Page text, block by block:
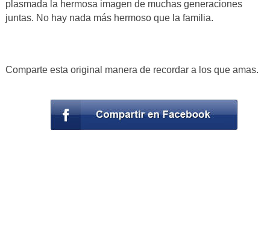
plasmada la hermosa imagen de muchas generaciones
juntas. No hay nada más hermoso que la familia.
Comparte esta original manera de recordar a los que amas.